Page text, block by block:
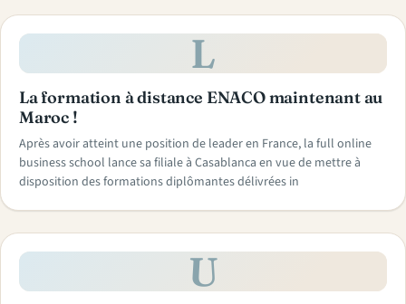
L
La formation à distance ENACO maintenant au
Maroc !
Après avoir atteint une position de leader en France, la full online
business school lance sa filiale à Casablanca en vue de mettre à
disposition des formations diplômantes délivrées in
U